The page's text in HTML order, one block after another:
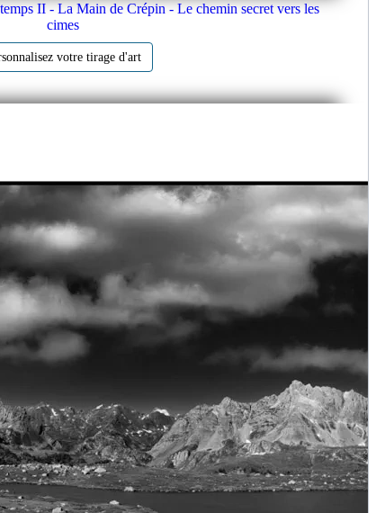
II - La Main de Crépin - Le chemin secret vers les
cimes
votre tirage d'art